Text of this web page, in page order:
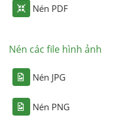
Nén PDF
Nén các file hình ảnh
Nén JPG
Nén PNG